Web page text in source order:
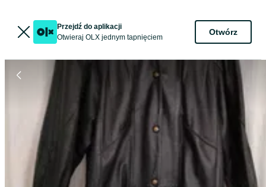
Przejdź do aplikacji
Otwieraj OLX jednym tapnięciem
Otwórz